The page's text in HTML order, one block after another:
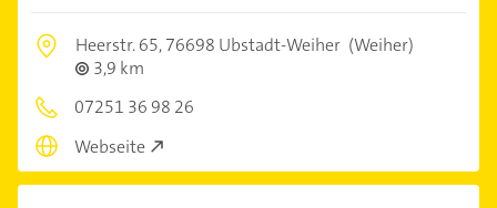
Heerstr. 65,76698 Ubstadt-Weiher (Weiher)
3,9 km
07251 36 98 26
Webseite